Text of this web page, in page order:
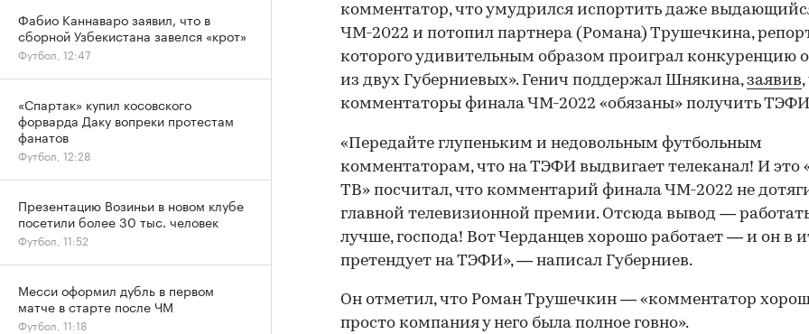
комментатор, что умудрился испортить даже
ЧМ-2022 и потопил партнера (Романа) Трушечкина,
которого удивительным образом проиграл конкуренцию
из двух Губерниевых». Генич поддержал Шнякина,заявив
комментаторы финала ЧМ-2022 «обязаны» получить
«Передайте глупеньким и недовольным футбольным
комментаторам, что на ТЭФИ выдвигает телеканал! И это
ТВ» посчитал, что комментарий финала ЧМ-2022 не
главной телевизионной премии. Отсюда вывод —
лучше, господа! Вот Черданцев хорошо работает — и он в
претендует на ТЭФИ», — написал Губерниев.
Он отметил, что Роман Трушечкин — «комментатор
просто компания у него была полное говно».
Фабио Каннаваро заявил, что в
сборной Узбекистана завелся «крот»
Футбол, 12:47
«Спартак» купил косовского
форварда Даку вопреки протестам
фанатов
Футбол, 12:28
Презентацию Возиньи в новом клубе
посетили более 30 тыс. человек
Футбол, 11:52
Месси оформил дубль в первом
матче в старте после ЧМ
Футбол, 11:18